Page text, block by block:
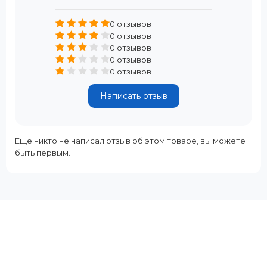
0 отзывов
0 отзывов
0 отзывов
0 отзывов
0 отзывов
Написать отзыв
Еще никто не написал отзыв об этом товаре, вы можете
быть первым.